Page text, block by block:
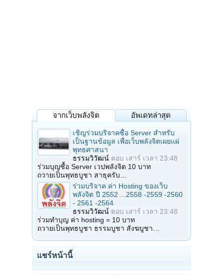
จากเว็บพลังจิต อัพเดทล่าสุด
เชิญร่วมบริจาคซื้อ Server สำหรับ
เป็นฐานข้อมูล เพื่อเว็บพลังจิตเผยแผ่
พุทธศาสนา
ธรรมวิวัฒน์ ตอบ เสาร์ เวลา 23:48
ร่วมบุญซื้อ Server เวปพลังจิต 10 บาท
ถวายเป็นพุทธบูชา สาธุครับ…
ร่วมบริจาค ค่า Hosting ของเว็บ
พลังจิต ปี 2552 ...2558 -2559 -2560
- 2561 -2564
ธรรมวิวัฒน์ ตอบ เสาร์ เวลา 23:48
ร่วมทำบุญ ค่า hosting = 10 บาท
ถวายเป็นพุทธบูชา ธรรมบูชา สังฆบูชา…
แชร์หน้านี้